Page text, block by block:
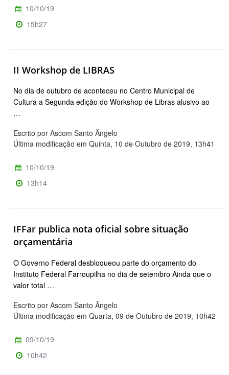
10/10/19
15h27
II Workshop de LIBRAS
No dia de outubro de aconteceu no Centro Municipal de
Cultura a Segunda edição do Workshop de Libras alusivo ao
…
Escrito por Ascom Santo Ângelo
Última modificação em Quinta, 10 de Outubro de 2019, 13h41
10/10/19
13h14
IFFar publica nota oficial sobre situação
orçamentária
O Governo Federal desbloqueou parte do orçamento do
Instituto Federal Farroupilha no dia de setembro Ainda que o
valor total …
Escrito por Ascom Santo Ângelo
Última modificação em Quarta, 09 de Outubro de 2019, 10h42
09/10/19
10h42